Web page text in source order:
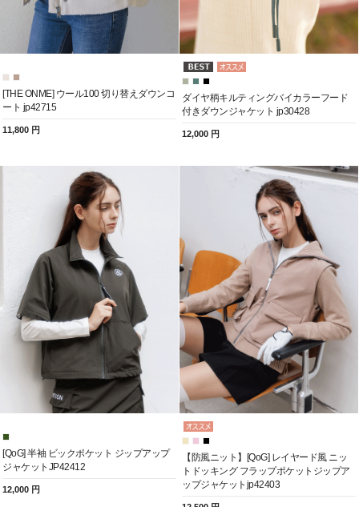
[THE ONME] ウール100 切り替えダウンコ
ート jp42715
11,800 円
ダイヤ柄キルティングバイカラーフード
付きダウンジャケット jp30428
12,000 円
[QoG] 半袖 ビックポケット ジップアップ
ジャケットJP42412
12,000 円
【防風ニット】[QoG] レイヤード風 ニッ
トドッキング フラップポケットジップア
ップジャケットjp42403